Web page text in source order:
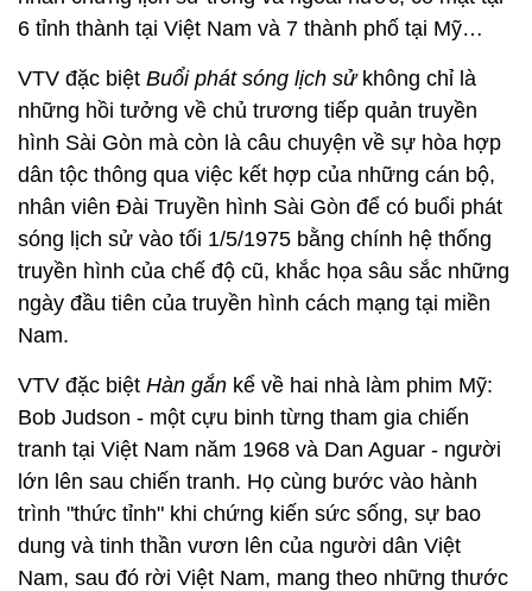
6 tỉnh thành tại Việt Nam và 7 thành phố tại Mỹ…
VTV đặc biệt Buổi phát sóng lịch sửkhông chỉ là
những hồi tưởng về chủ trương tiếp quản truyền
hình Sài Gòn mà còn là câu chuyện về sự hòa hợp
dân tộc thông qua việc kết hợp của những cán bộ,
nhân viên Đài Truyền hình Sài Gòn để có buổi phát
sóng lịch sử vào tối 1/5/1975 bằng chính hệ thống
truyền hình của chế độ cũ, khắc họa sâu sắc những
ngày đầu tiên của truyền hình cách mạng tại miền
Nam.
VTV đặc biệt Hàn gắn kể về hai nhà làm phim Mỹ:
Bob Judson - một cựu binh từng tham gia chiến
tranh tại Việt Nam năm 1968 và Dan Aguar - người
lớn lên sau chiến tranh. Họ cùng bước vào hành
trình "thức tỉnh" khi chứng kiến sức sống, sự bao
dung và tinh thần vươn lên của người dân Việt
Nam, sau đó rời Việt Nam, mang theo những thước